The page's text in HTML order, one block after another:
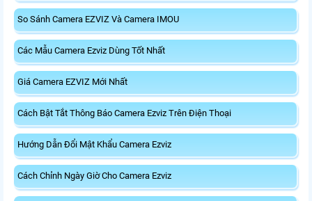
So Sánh Camera EZVIZ Và Camera IMOU
Các Mẫu Camera Ezviz Dùng Tốt Nhất
Giá Camera EZVIZ Mới Nhất
Cách Bật Tắt Thông Báo Camera Ezviz Trên Điện Thoại
Hướng Dẫn Đổi Mật Khẩu Camera Ezviz
Cách Chỉnh Ngày Giờ Cho Camera Ezviz